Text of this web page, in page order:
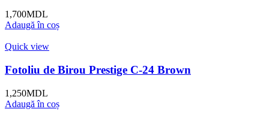
1,700MDL
Adaugă în coș
Quick view
Fotoliu de Birou Prestige C-24 Brown
1,250MDL
Adaugă în coș